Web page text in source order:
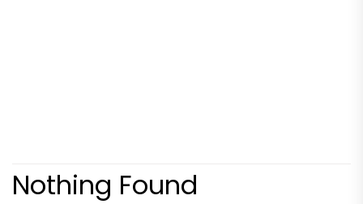
Nothing Found